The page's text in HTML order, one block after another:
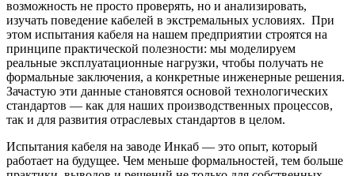
возможность не просто проверять, но и анализировать,
изучать поведение кабелей в экстремальных условиях. При
этом испытания кабеля на нашем предприятии строятся на
принципе практической полезности: мы моделируем
реальные эксплуатационные нагрузки, чтобы получать не
формальные заключения, а конкретные инженерные решения.
Зачастую эти данные становятся основой технологических
стандартов — как для наших производственных процессов,
так и для развития отраслевых стандартов в целом.
Испытания кабеля на заводе Инкаб — это опыт, который
работает на будущее. Чем меньше формальностей, тем больше